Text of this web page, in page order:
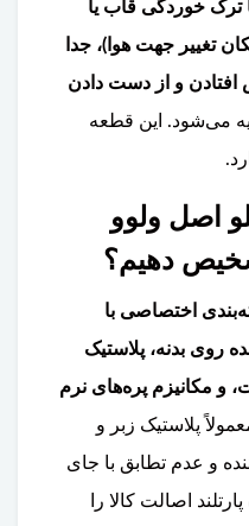
خوردگی قاب یا
تغییر جهت هوا)، جدا
و از دست دادن
می‌شود. این قطعه
اصل ولوو
اختصاصی با
روی بدنه، پلاستیک
مکانیزم پره‌های نرم
پلاستیک زبر و
و عدم تطابق با جای
اصالت کالا را